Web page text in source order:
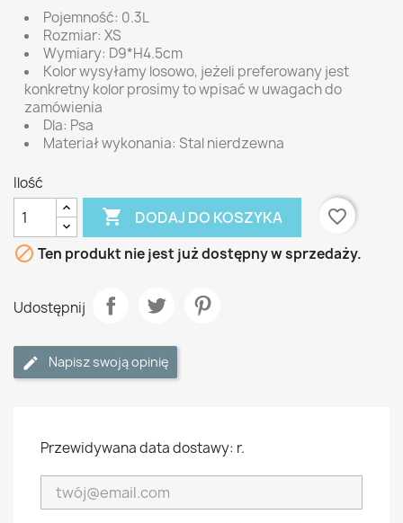
Pojemność: 0.3L
Rozmiar: XS
Wymiary: D9*H4.5cm
Kolor wysyłamy losowo, jeżeli preferowany jest
konkretny kolor prosimy to wpisać w uwagach do
zamówienia
Dla: Psa
Materiał wykonania: Stal nierdzewna
Ilość
 DODAJ DO KOSZYKA
favorite_border
 Ten produkt nie jest już dostępny w sprzedaży.
Udostępnij
Napisz swoją opinię
Przewidywana data dostawy: r.